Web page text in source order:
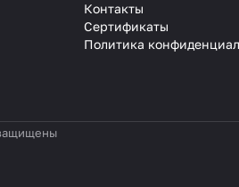
Контакты
Сертификаты
Политика